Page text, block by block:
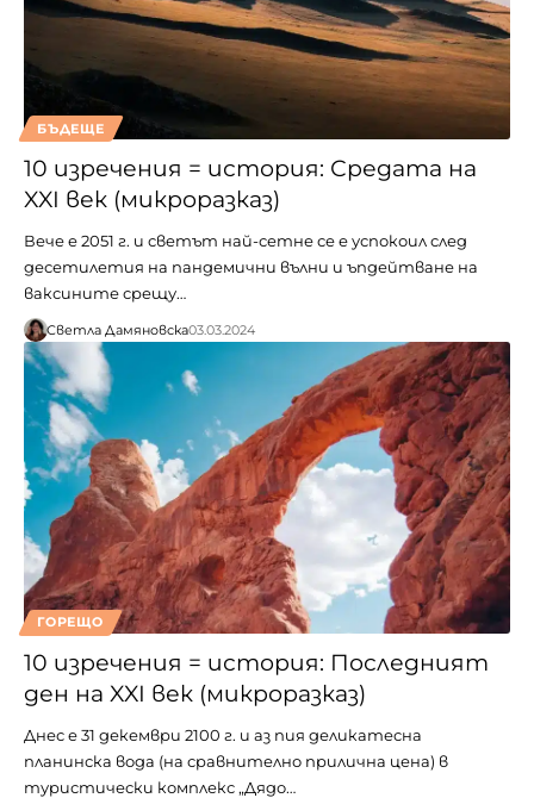
БЪДЕЩЕ
10 изречения = история: Средата на
XXI век (микроразказ)
Вече е 2051 г. и светът най-сетне се е успокоил след
десетилетия на пандемични вълни и ъпдейтване на
ваксините срещу…
Светла Дамяновска03.03.2024
ГОРЕЩО
10 изречения = история: Последният
ден на XXI век (микроразказ)
Днес е 31 декември 2100 г. и аз пия деликатесна
планинска вода (на сравнително прилична цена) в
туристически комплекс „Дядо…